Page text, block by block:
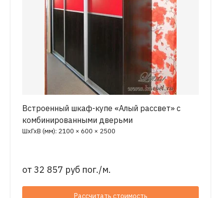
Встроенный шкаф-купе «Алый рассвет» с
комбинированными дверьми
ШхГхВ (мм): 2100 × 600 × 2500
от 32 857 руб пог./м.
Рассчитать стоимость